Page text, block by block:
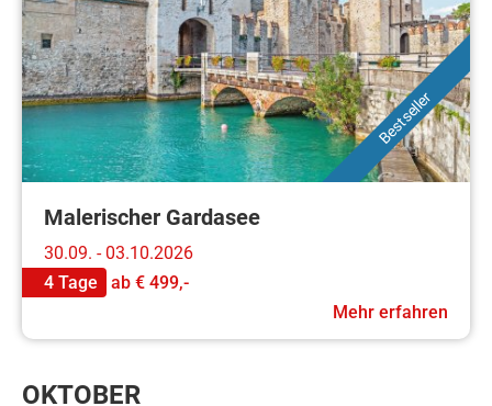
Bestseller
Malerischer Gardasee
30.09. - 03.10.2026
4 Tage
ab € 499,-
Mehr erfahren
OKTOBER